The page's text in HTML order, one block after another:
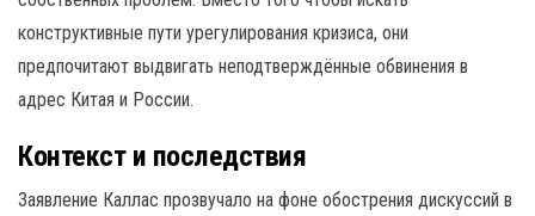
конструктивные пути урегулирования кризиса, они
предпочитают выдвигать неподтверждённые обвинения в
адрес Китая и России.
Контекст и последствия
Заявление Каллас прозвучало на фоне обострения дискуссий в